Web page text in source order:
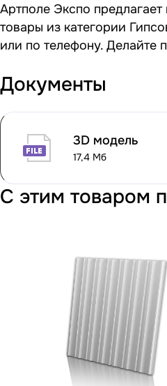
Артполе Экспо
товары из категории
или по телефону. Делайте
Документы
3D модель
17,4 Мб
С этим товаром